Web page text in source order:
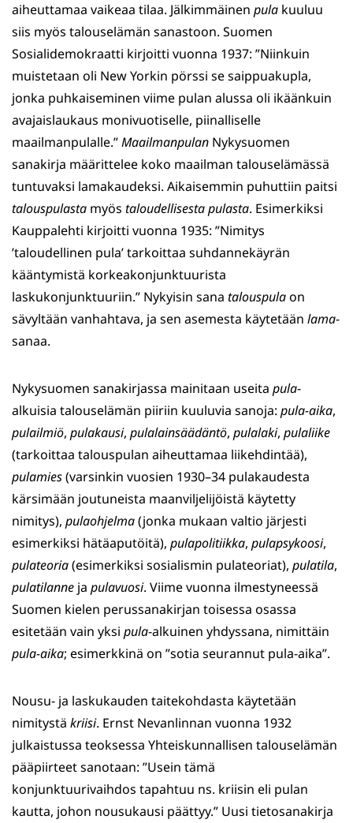
aiheuttamaa vaikeaa tilaa. Jälkimmäinen pula kuuluu
siis myös talouselämän sanastoon. Suomen
Sosialidemokraatti kirjoitti vuonna 1937: ”Niinkuin
muistetaan oli New Yorkin pörssi se saippuakupla,
jonka puhkaiseminen viime pulan alussa oli ikäänkuin
avajaislaukaus monivuotiselle, piinalliselle
maailmanpulalle.”Maailmanpulan Nykysuomen
sanakirja määrittelee koko maailman talouselämässä
tuntuvaksi lamakaudeksi. Aikaisemmin puhuttiin paitsi
talouspulasta myös taloudellisesta pulasta. Esimerkiksi
Kauppalehti kirjoitti vuonna 1935: ”Nimitys
’taloudellinen pula’ tarkoittaa suhdannekäyrän
kääntymistä korkeakonjunktuurista
laskukonjunktuuriin.” Nykyisin sana talouspulaon
sävyltään vanhahtava, ja sen asemesta käytetään lama-
sanaa.
Nykysuomen sanakirjassa mainitaan useita pula-
alkuisia talouselämän piiriin kuuluvia sanoja: pula-aika,
pulailmiö, pulakausi, pulalainsäädäntö, pulalaki, pulaliike
(tarkoittaa talouspulan aiheuttamaa liikehdintää),
pulamies(varsinkin vuosien 1930–34 pulakaudesta
kärsimään joutuneista maanviljelijöistä käytetty
nimitys), pulaohjelma(jonka mukaan valtio järjesti
esimerkiksi hätäaputöitä), pulapolitiikka, pulapsykoosi,
pulateoria(esimerkiksi sosialismin pulateoriat), pulatila,
pulatilanne ja pulavuosi. Viime vuonna ilmestyneessä
Suomen kielen perussanakirjan toisessa osassa
esitetään vain yksi pula-alkuinen yhdyssana, nimittäin
pula-aika; esimerkkinä on ”sotia seurannut pula-aika”.
Nousu- ja laskukauden taitekohdasta käytetään
nimitystä kriisi. Ernst Nevanlinnan vuonna 1932
julkaistussa teoksessa Yhteiskunnallisen talouselämän
pääpiirteet sanotaan: ”Usein tämä
konjunktuurivaihdos tapahtuu ns. kriisin eli pulan
kautta, johon nousukausi päättyy.” Uusi tietosanakirja